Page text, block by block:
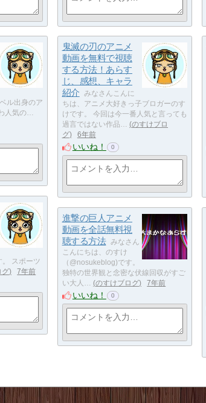
ル出身のア
人気の…
鬼滅の刃のアニメ
動画を無料で視聴
する方法！あらす
じ、感想、キャラ
紹介
みなさんこんに
ちは、アニメ大好きっ子ブロガーのす
けです。 今回は今一番人気と言っても
過言ではない作品…
のすけブロ
グ
6年前
いいね！ 0
スポーツ
グ 7年前
進撃の巨人アニメ
動画を全話無料視
聴する方法
みなさん
こんにちは、のすけ
（@nosukeblog)です。
独特の世界観と念密な伏線回収がすご
い大人…
のすけブログ 7年前
いいね！ 0